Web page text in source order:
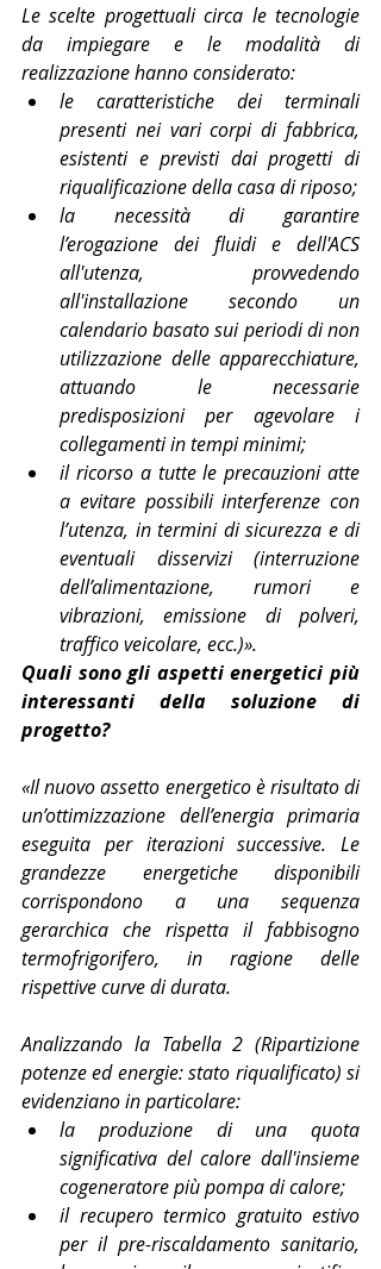
Le scelte progettuali circa le tecnologie
da impiegare e le modalità di
realizzazione hanno considerato:
le caratteristiche dei terminali
presenti nei vari corpi di fabbrica,
esistenti e previsti dai progetti di
riqualificazione della casa di riposo;
la necessità di garantire
l’erogazione dei fluidi e dell'ACS
all'utenza, provvedendo
all'installazione secondo un
calendario basato sui periodi di non
utilizzazione delle apparecchiature,
attuando le necessarie
predisposizioni per agevolare i
collegamenti in tempi minimi;
il ricorso a tutte le precauzioni atte
a evitare possibili interferenze con
l’utenza, in termini di sicurezza e di
eventuali disservizi (interruzione
dell’alimentazione, rumori e
vibrazioni, emissione di polveri,
traffico veicolare, ecc.)».
Quali sono gli aspetti energetici più
interessanti della soluzione di
progetto?
«Il nuovo assetto energetico è risultato di
un’ottimizzazione dell’energia primaria
eseguita per iterazioni successive. Le
grandezze energetiche disponibili
corrispondono a una sequenza
gerarchica che rispetta il fabbisogno
termofrigorifero, in ragione delle
rispettive curve di durata.
Analizzando la Tabella 2 (Ripartizione
potenze ed energie: stato riqualificato) si
evidenziano in particolare:
la produzione di una quota
significativa del calore dall'insieme
cogeneratore più pompa di calore;
il recupero termico gratuito estivo
per il pre-riscaldamento sanitario,